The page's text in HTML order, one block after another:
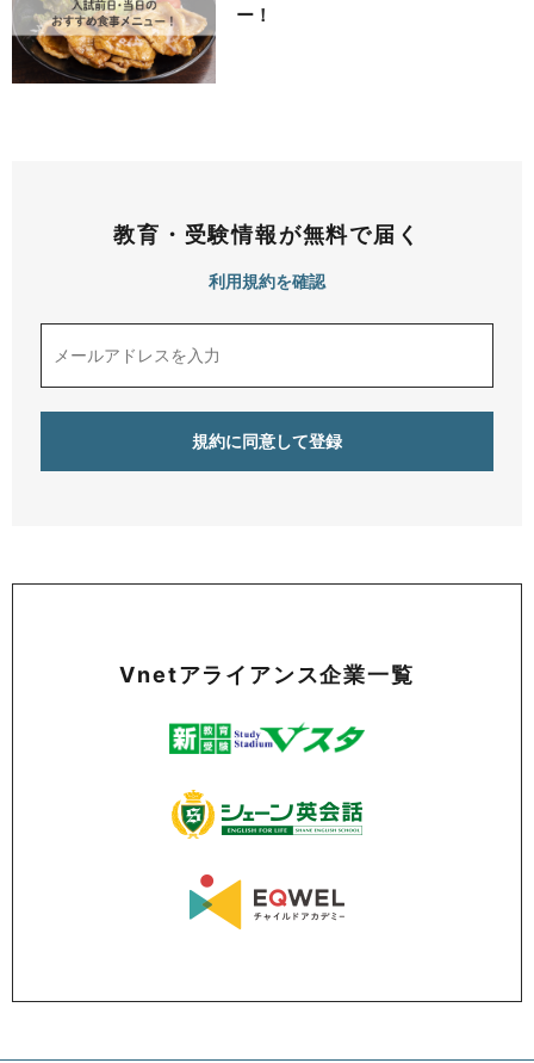
ー！
教育・受験情報が無料で届く
利用規約を確認
Vnetアライアンス企業一覧